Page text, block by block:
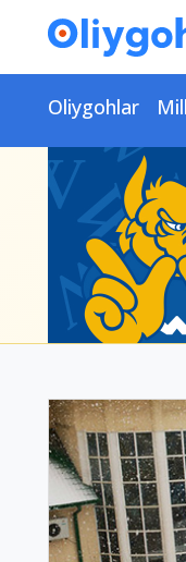
Oliygohlar